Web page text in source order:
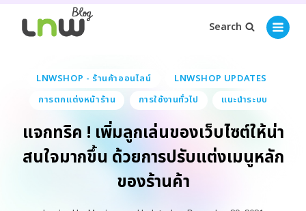
Search
LNWSHOP - ร้านค้าออนไลน์
LNWSHOP UPDATES
การตกแต่งหน้าร้าน
การใช้งานทั่วไป แนะนำระบบ
แจกทริค ! เพิ่มลูกเล่นของเว็บไซต์ให้น่า
สนใจมากขึ้น ด้วยการปรับแต่งเมนูหลัก
ของร้านค้า